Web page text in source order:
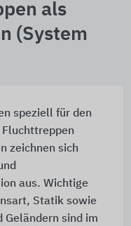
als
(System
speziell für den
zeichnen sich
aus. Wichtige
Statik sowie
Geländern sind im